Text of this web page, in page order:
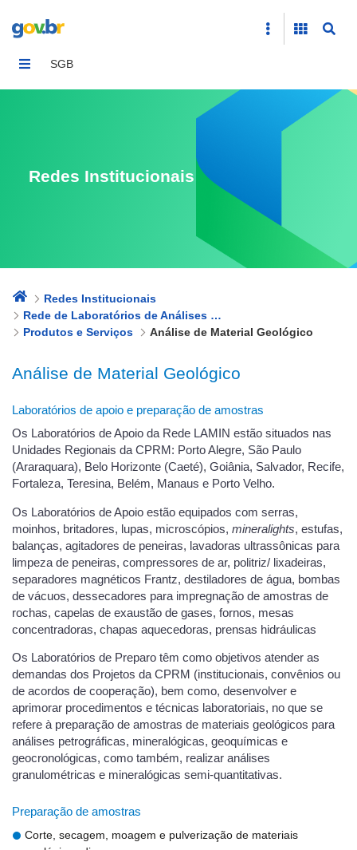
SGB
Redes Institucionais
Redes Institucionais
Rede de Laboratórios de Análises Minerais - Rede LAMIN
Produtos e Serviços
Análise de Material Geológico
Análise de Material Geológico
Laboratórios de apoio e preparação de amostras
Os Laboratórios de Apoio da Rede LAMIN estão situados nas
Unidades Regionais da CPRM: Porto Alegre, São Paulo
(Araraquara), Belo Horizonte (Caeté), Goiânia, Salvador, Recife,
Fortaleza, Teresina, Belém, Manaus e Porto Velho.
Os Laboratórios de Apoio estão equipados com serras,
moinhos, britadores, lupas, microscópios, mineralights, estufas,
balanças, agitadores de peneiras, lavadoras ultrassônicas para
limpeza de peneiras, compressores de ar, politriz/ lixadeiras,
separadores magnéticos Frantz, destiladores de água, bombas
de vácuos, dessecadores para impregnação de amostras de
rochas, capelas de exaustão de gases, fornos, mesas
concentradoras, chapas aquecedoras, prensas hidráulicas
Os Laboratórios de Preparo têm como objetivos atender as
demandas dos Projetos da CPRM (institucionais, convênios ou
de acordos de cooperação), bem como, desenvolver e
aprimorar procedimentos e técnicas laboratoriais, no que se
refere à preparação de amostras de materiais geológicos para
análises petrográficas, mineralógicas, geoquímicas e
geocronológicas, como também, realizar análises
granulométricas e mineralógicas semi-quantitativas.
Preparação de amostras
Corte, secagem, moagem e pulverização de materiais